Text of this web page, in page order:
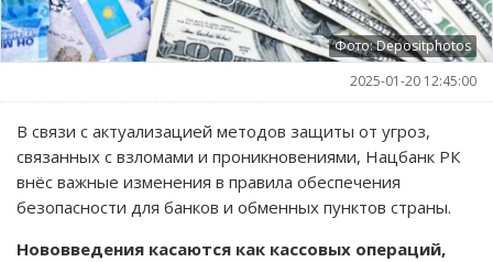
Фото: Depositphotos
2025-01-20 12:45:00
В связи с актуализацией методов защиты от угроз,
связанных с взломами и проникновениями, Нацбанк РК
внёс важные изменения в правила обеспечения
безопасности для банков и обменных пунктов страны.
Нововведения касаются как кассовых операций,